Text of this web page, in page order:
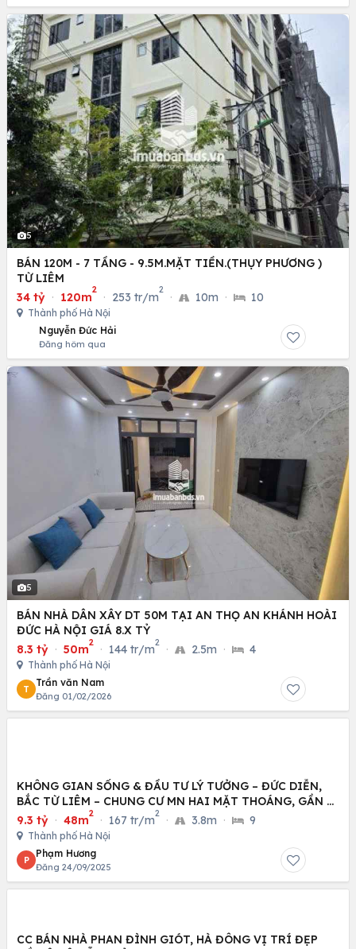
5
BÁN 120M - 7 TẦNG - 9.5M.MẶT TIỀN.(THỤY PHƯƠNG )
TỪ LIÊM
34 tỷ · 120m
2
· 253 tr/m
2
· 10m · 10
Thành phố Hà Nội
Nguyễn Đức Hải
Đăng hôm qua
5
BÁN NHÀ DÂN XÂY DT 50M TẠI AN THỌ AN KHÁNH HOÀI
ĐỨC HÀ NỘI GIÁ 8.X TỶ
8.3 tỷ · 50m
2
· 144 tr/m
2
· 2.5m · 4
Thành phố Hà Nội
T
Trần văn Nam
Đăng 01/02/2026
KHÔNG GIAN SỐNG & ĐẦU TƯ LÝ TƯỞNG – ĐỨC DIỄN,
BẮC TỪ LIÊM – CHUNG CƯ MN HAI MẶT THOÁNG, GẦN Ô
TÔ
9.3 tỷ · 48m
2
· 167 tr/m
2
· 3.8m · 9
Thành phố Hà Nội
P
Phạm Hương
Đăng 24/09/2025
CC BÁN NHÀ PHAN ĐÌNH GIÓT, HÀ ĐÔNG VỊ TRÍ ĐẸP